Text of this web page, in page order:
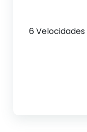
6 Velocidades